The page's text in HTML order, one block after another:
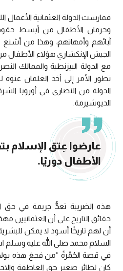
فمارست الدولة العثمانية الأعمال
وحرمان الأطفال من أبسط
آبائهم وأمهاتهم، وهذا من أشنع
الجيش الإنكشاري هؤلاء الأطفال
مع الدولة البيزنطية والممالك
تطور الأمر إلى أخذ الغلمان عنوة
الدولة من النصارى في أوروبا
الديوشيرمة.
عارضوا عِتق الإسلام
الأطفال دوريًا.
هذه الضريبة تعدُّ جريمة في حق
حقائق التاريخ على أن العثمانيين
أن لهم تاريخًا أسود لا يمكن
السلام محمد صلى الله عليه وسلم
في قصة الحُمَّرةً “من فجعَ هذه
كان لطائر صغير حق العاطفة